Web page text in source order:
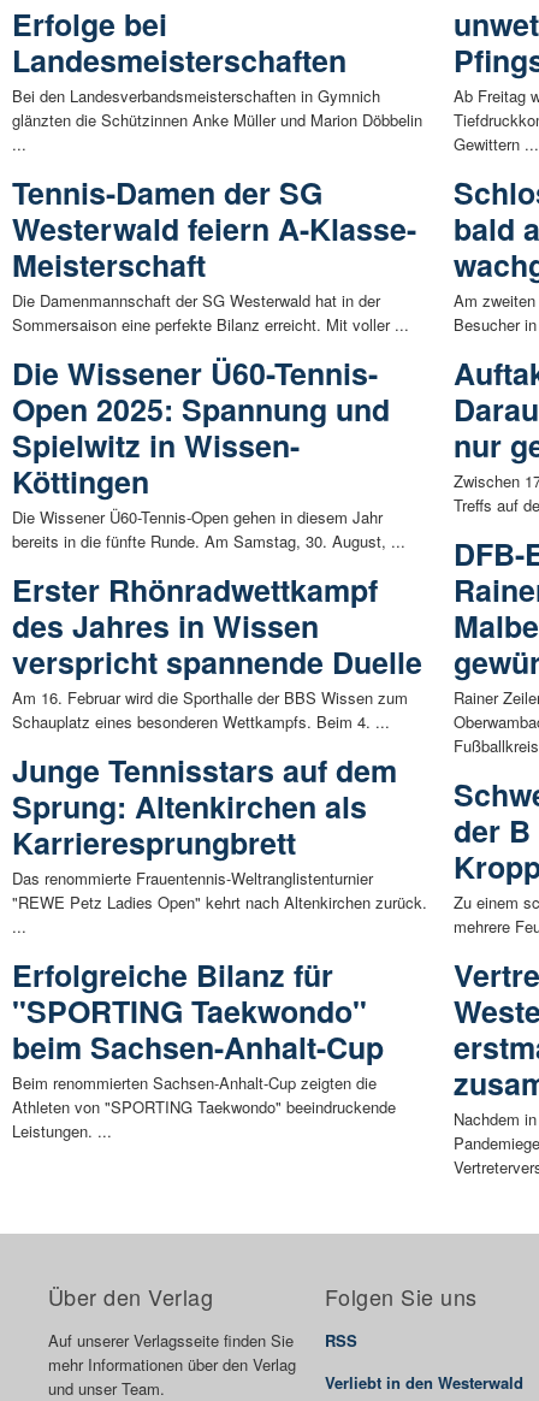
Erfolge bei
Landesmeisterschaften
Bei den Landesverbandsmeisterschaften in Gymnich
glänzten die Schützinnen Anke Müller und Marion Döbbelin
...
Tennis-Damen der SG
Westerwald feiern A-Klasse-
Meisterschaft
Die Damenmannschaft der SG Westerwald hat in der
Sommersaison eine perfekte Bilanz erreicht. Mit voller ...
Die Wissener Ü60-Tennis-
Open 2025: Spannung und
Spielwitz in Wissen-
Köttingen
Die Wissener Ü60-Tennis-Open gehen in diesem Jahr
bereits in die fünfte Runde. Am Samstag, 30. August, ...
Erster Rhönradwettkampf
des Jahres in Wissen
verspricht spannende Duelle
Am 16. Februar wird die Sporthalle der BBS Wissen zum
Schauplatz eines besonderen Wettkampfs. Beim 4. ...
Junge Tennisstars auf dem
Sprung: Altenkirchen als
Karrieresprungbrett
Das renommierte Frauentennis-Weltranglistenturnier
"REWE Petz Ladies Open" kehrt nach Altenkirchen zurück.
...
Erfolgreiche Bilanz für
"SPORTING Taekwondo"
beim Sachsen-Anhalt-Cup
Beim renommierten Sachsen-Anhalt-Cup zeigten die
Athleten von "SPORTING Taekwondo" beeindruckende
Leistungen. ...
Ab Freitag
Gewittern ...
bald
Am
Besucher
nur
Zwischen
Treffs auf
Rainer
der
Zu einem
mehrere
Nachdem
Über den Verlag
Auf unserer Verlagsseite finden Sie
mehr Informationen über den Verlag
und unser Team.
Folgen Sie uns
RSS
Verliebt in den Westerwald